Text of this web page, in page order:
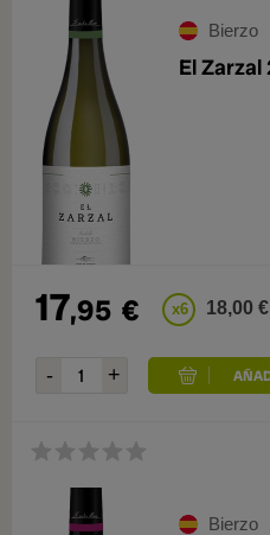
Bierzo
El Zarzal
17,95 € x6 18,00 €
Bierzo